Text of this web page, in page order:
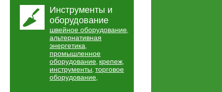
Инструменты и
оборудование
швейное оборудование,
альтернативная
энергетика,
промышленное
оборудование, крепеж,
инструменты, торговое
оборудование,